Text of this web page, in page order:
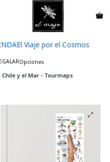
El Viaje por el Cosmos
Opciones
Chile y el Mar - Tourmaps